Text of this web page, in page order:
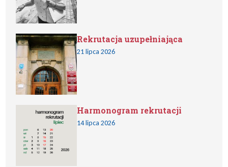
Rekrutacja uzupełniająca
21 lipca 2026
Harmonogram rekrutacji
14 lipca 2026